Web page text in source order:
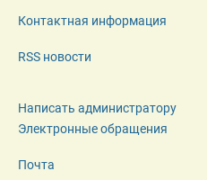
Контактная информация
RSS новости
Написать администратору
Электронные обращения
Почта